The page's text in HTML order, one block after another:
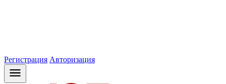
Регистрация Авторизация